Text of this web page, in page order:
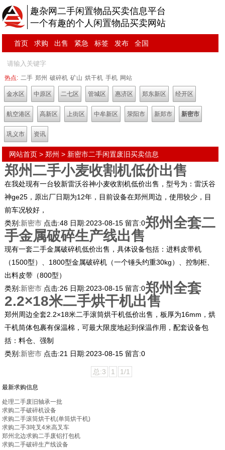
趣杂网二手闲置物品买卖信息平台
一个有趣的个人闲置物品买卖网站
首页 求购 出售 紧急 标签 发布 全国
热点: 二手 郑州 破碎机 矿山 烘干机 手机 网站
金水区 中原区 二七区 管城区 惠济区 郑东新区 经开区
航空港区 高新区 上街区 中牟新区 荥阳市 新郑市 新密市
巩义市 资讯
网站首页 >郑州 > 新密市二手闲置废旧买卖信息
郑州二手小麦收割机低价出售
在我处现有一台较新雷沃谷神小麦收割机低价出售，型号为：雷沃谷
神ge25，原出厂日期为12年，目前设备在郑州周边，使用较少，目
前车况较好，
类别:新密市 点击:48 日期:2023-08-15 留言:0郑州全套二
手金属破碎生产线出售
现有一套二手金属破碎机低价出售，具体设备包括：进料皮带机
（1500型）、1800型金属破碎机（一个锤头约重30kg）、控制柜、
出料皮带（800型）
类别:新密市 点击:26 日期:2023-08-15 留言:0郑州全套
2.2×18米二手烘干机出售
郑州周边全套2.2×18米二手滚筒烘干机低价出售，板厚为16mm，烘
干机筒体包裹有保温棉，可最大限度地起到保温作用，配套设备包
括：料仓、强制
类别:新密市 点击:21 日期:2023-08-15 留言:0
总:3 1 1/1
最新求购信息
处理二手废旧轴承一批
求购二手破碎机设备
求购二手滚筒烘干机(单筒烘干机)
求购二手3吨叉4米高叉车
郑州北边求购二手废铝打包机
求购二手破碎生产线设备